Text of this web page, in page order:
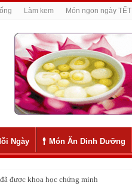
Làm kem Món ngon ngày TẾT
Ngày Món Ăn Dinh Dưỡng
được khoa học chứng minh